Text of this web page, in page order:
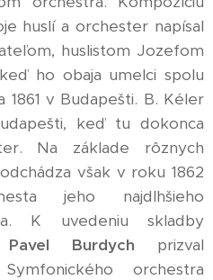
huslí a orchester napísal
huslistom Jozefom
ho obaja umelci spolu
1861 v Budapešti. B. Kéler
keď tu dokonca
Na základe rôznych
však v roku 1862
jeho najdlhšieho
K uvedeniu skladby
Pavel Burdych prizval
orchestra